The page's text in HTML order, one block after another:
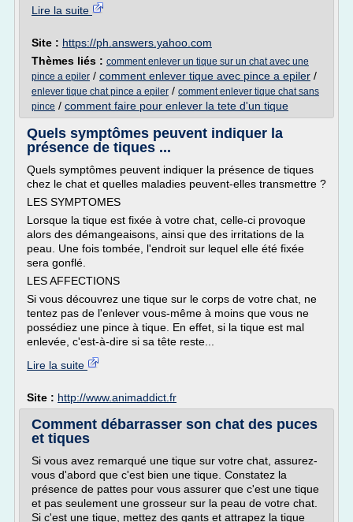
Lire la suite
Site : https://ph.answers.yahoo.com
Thèmes liés : comment enlever un tique sur un chat avec une
pince a epiler / comment enlever tique avec pince a epiler /
enlever tique chat pince a epiler / comment enlever tique chat sans
pince / comment faire pour enlever la tete d'un tique
Quels symptômes peuvent indiquer la
présence de tiques ...
Quels symptômes peuvent indiquer la présence de tiques
chez le chat et quelles maladies peuvent-elles transmettre ?
LES SYMPTOMES
Lorsque la tique est fixée à votre chat, celle-ci provoque
alors des démangeaisons, ainsi que des irritations de la
peau. Une fois tombée, l'endroit sur lequel elle été fixée
sera gonflé.
LES AFFECTIONS
Si vous découvrez une tique sur le corps de votre chat, ne
tentez pas de l'enlever vous-même à moins que vous ne
possédiez une pince à tique. En effet, si la tique est mal
enlevée, c'est-à-dire si sa tête reste...
Lire la suite
Site : http://www.animaddict.fr
Comment débarrasser son chat des puces
et tiques
Si vous avez remarqué une tique sur votre chat, assurez-
vous d'abord que c'est bien une tique. Constatez la
présence de pattes pour vous assurer que c'est une tique
et pas seulement une grosseur sur la peau de votre chat.
Si c'est une tique, mettez des gants et attrapez la tique